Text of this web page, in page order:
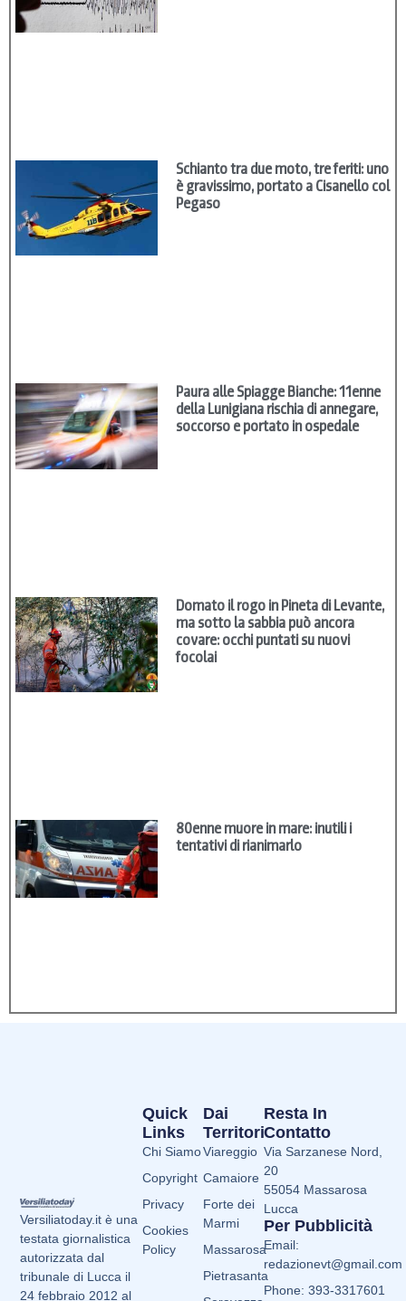
Schianto tra due moto, tre feriti: uno
è gravissimo, portato a Cisanello col
Pegaso
Paura alle Spiagge Bianche: 11enne
della Lunigiana rischia di annegare,
soccorso e portato in ospedale
Domato il rogo in Pineta di Levante,
ma sotto la sabbia può ancora
covare: occhi puntati su nuovi
focolai
80enne muore in mare: inutili i
tentativi di rianimarlo
Versiliatoday.it è una
testata giornalistica
autorizzata dal
tribunale di Lucca il
24 febbraio 2012 al
Dai
Territori
Viareggio
Camaiore
Forte dei
Marmi
Massarosa
Pietrasanta
Quick
Links
Chi Siamo
Copyright
Privacy
Cookies
Policy
Resta In
Contatto
Via Sarzanese Nord,
20
55054 Massarosa
Lucca
Per Pubblicità
Email:
redazionevt@gmail.com
Phone: 393-3317601